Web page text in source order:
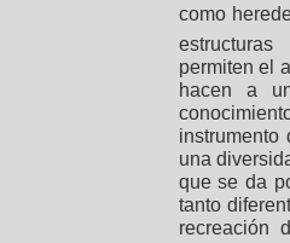
como
permiten el
hacen a
una
que se da
tanto
recreación